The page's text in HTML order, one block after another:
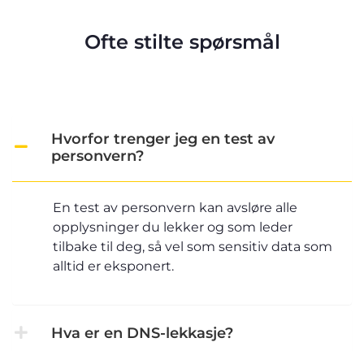
Ofte stilte spørsmål
Hvorfor trenger jeg en test av
personvern?
En test av personvern kan avsløre alle
opplysninger du lekker og som leder
tilbake til deg, så vel som sensitiv data som
alltid er eksponert.
Hva er en DNS-lekkasje?